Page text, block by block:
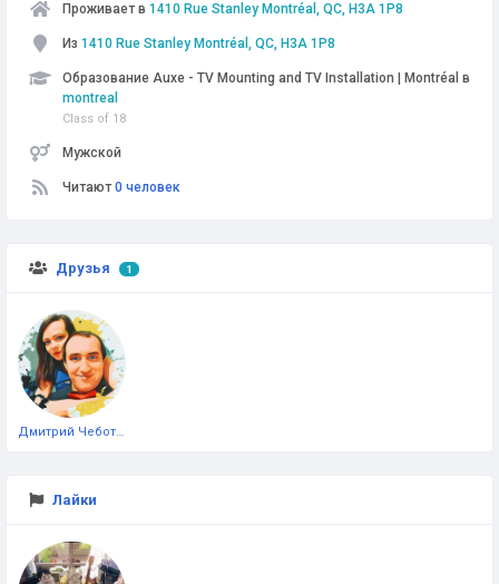
Проживает в 1410 Rue Stanley Montréal, QC, H3A 1P8
Из 1410 Rue Stanley Montréal, QC, H3A 1P8
Образование Auxe - TV Mounting and TV Installation | Montréal в
montreal
Class of 18
Мужской
Читают0 человек
Друзья 1
Лайки